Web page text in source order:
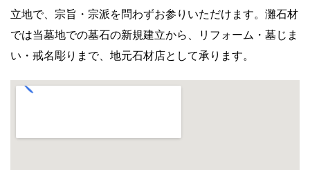
立地で、宗旨・宗派を問わずお参りいただけます。灘石材
では当墓地での墓石の新規建立から、リフォーム・墓じま
い・戒名彫りまで、地元石材店として承ります。